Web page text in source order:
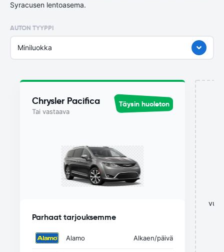
Syracusen lentoasema.
AUTON TYYPPI
Miniluokka
Chrysler Pacifica
Tai vastaava
Täysin huoleton
Parhaat tarjouksemme
Alamo Alkaen/päivä